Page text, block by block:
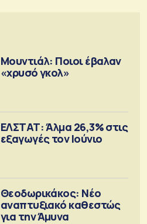
Μουντιάλ: Ποιοι έβαλαν
«χρυσό γκολ»
ΕΛΣΤΑΤ: Άλμα 26,3% στις
εξαγωγές τον Ιούνιο
Θεοδωρικάκος: Νέο
αναπτυξιακό καθεστώς
για την Άμυνα